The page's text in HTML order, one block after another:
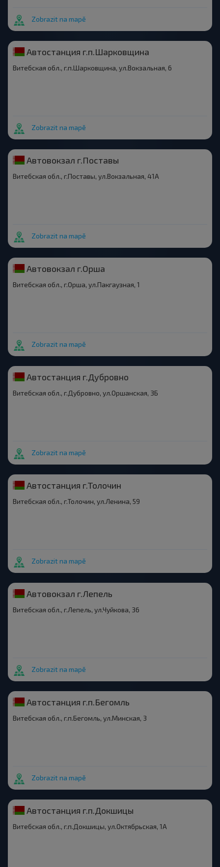
Zobrazit na mapě
Автостанция г.п.Шарковщина
Витебская обл., г.п.Шарковщина, ул.Вокзальная, 6
Zobrazit na mapě
Автовокзал г.Поставы
Витебская обл., г.Поставы, ул.Вокзальная, 41А
Zobrazit na mapě
Автовокзал г.Орша
Витебская обл., г.Орша, ул.Пакгаузная, 1
Zobrazit na mapě
Автостанция г.Дубровно
Витебская обл., г.Дубровно, ул.Оршанская, 3Б
Zobrazit na mapě
Автостанция г.Толочин
Витебская обл., г.Толочин, ул.Ленина, 59
Zobrazit na mapě
Автовокзал г.Лепель
Витебская обл., г.Лепель, ул.Чуйкова, 36
Zobrazit na mapě
Автостанция г.п.Бегомль
Витебская обл., г.п.Бегомль, ул.Минская, 3
Zobrazit na mapě
Автостанция г.п.Докшицы
Витебская обл., г.п.Докшицы, ул.Октябрьская, 1А